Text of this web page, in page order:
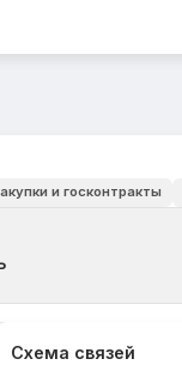
и госконтракты
Схема связей